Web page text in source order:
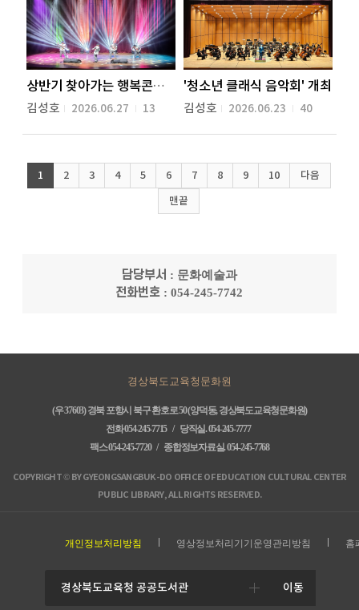
상반기 찾아가는 행복콘서트 성료
김성호
2026.06.27 13
'청소년 클래식 음악회' 개최
김성호 2026.06.23 40
1 2 3 4 5 6 7 8 9 10
다음
맨끝
담당부서 : 문화예술과
전화번호 : 054-245-7742
경상북도교육청문화원
(우 37603) 경북 포항시 북구 환호로 50 (양덕동, 경상북도교육청문화원)
전화 054-245-7715 / 당직실.054-245-7777
팩스 054-245-7720 / 종합정보자료실.054-245-7768
COPYRIGHT © BY GYEONGSANGBUK-DO OFFICE OF EDUCATION CULTURAL CENTER
PUBLIC LIBRARY, ALL RIGHTS RESERVED.
개인정보처리방침 영상정보처리기기운영관리방침 홈
이동